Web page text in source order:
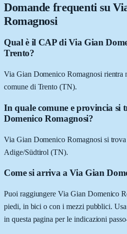
Domande frequenti su
Romagnosi
Qual è il CAP di Via Gian
Trento?
Via Gian Domenico Romagnosi rientra
comune di Trento (TN).
In quale comune e provincia si
Domenico Romagnosi?
Via Gian Domenico Romagnosi si
Adige/Südtirol (TN).
Come si arriva a Via Gian
Puoi raggiungere Via Gian Domenico
piedi, in bici o con i mezzi pubblici.
in questa pagina per le indicazioni